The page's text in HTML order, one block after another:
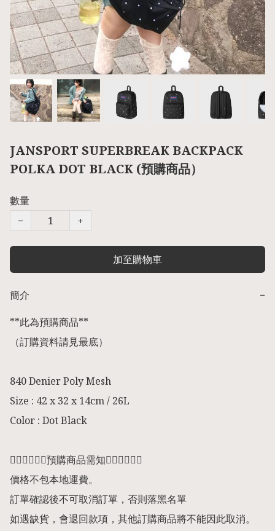
JANSPORT SUPERBREAK BACKPACK
POLKA DOT BLACK (預購商品）
數量
−
+
加至購物車
簡介
−
**此為預購商品**
（訂購資料請見最底）
840 Denier Poly Mesh
Size : 42 x 32 x 14cm / 26L
Color : Dot Black
👇🏻👇🏻👇🏻預購商品需知👇🏻👇🏻👇🏻
價格不包本地運費。
訂單確認後不可取消訂單，否則落黑名單
如遇缺貨，會退回款項，其他訂購商品將不能因此取消。